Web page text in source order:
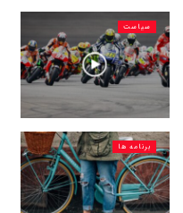
سیاست
برنامه ها